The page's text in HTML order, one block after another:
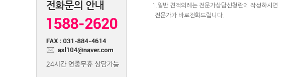
1.일반 견적의례는 전문가상담신청란에 작성하시면
전문가가 바로전화드립니다.